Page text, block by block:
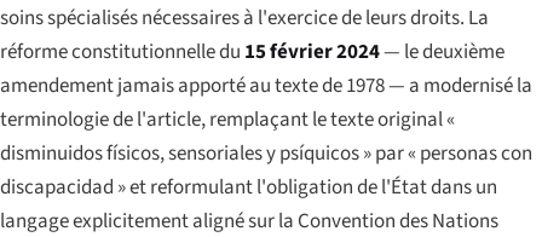
soins spécialisés nécessaires à l'exercice de leurs droits. La
réforme constitutionnelle du 15 février 2024— le deuxième
amendement jamais apporté au texte de 1978 — a modernisé la
terminologie de l'article, remplaçant le texte original «
disminuidos físicos, sensoriales y psíquicos» par «personas con
discapacidad » et reformulant l'obligation de l'État dans un
langage explicitement aligné sur la Convention des Nations